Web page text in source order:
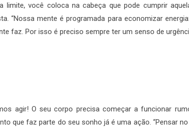
você coloca na cabeça que pode cumprir
“Nossa mente é programada para economizar
faz. Por isso é preciso sempre ter um senso de
agir! O seu corpo precisa começar a funcionar
que faz parte do seu sonho já é uma ação. “Pensar